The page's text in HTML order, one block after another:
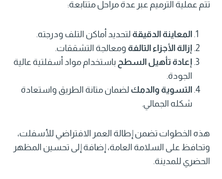
تتم عملية الترميم عبر عدة مراحل متتابعة:
المعاينة الدقيقة لتحديد أماكن التلف ودرجته.
إزالة الأجزاء التالفة ومعالجة التشققات.
إعادة تأهيل السطح باستخدام مواد أسفلتية عالية
الجودة.
التسوية والدمك لضمان متانة الطريق واستعادة
شكله الجمالي.
هذه الخطوات تضمن إطالة العمر الافتراضي للأسفلت،
وتحافظ على السلامة العامة، إضافة إلى تحسين المظهر
الحضري للمدينة.